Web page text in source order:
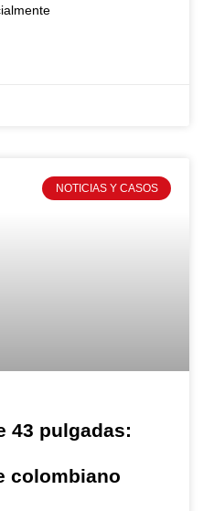
NOTICIAS Y CASOS
43 pulgadas:
colombiano